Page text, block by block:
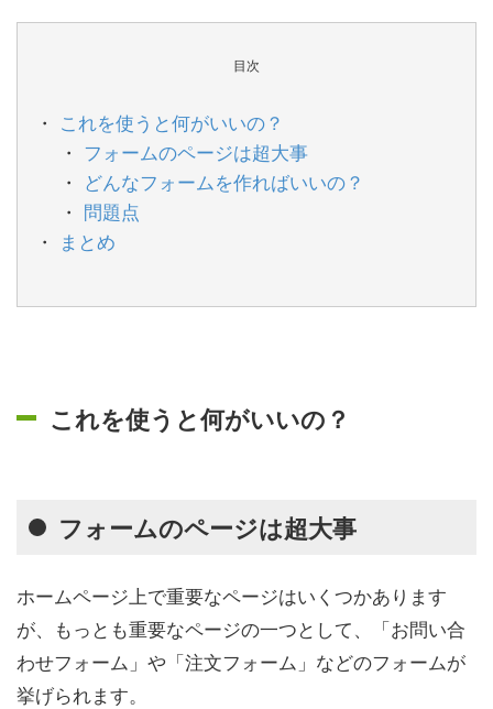
目次
これを使うと何がいいの？
フォームのページは超大事
どんなフォームを作ればいいの？
問題点
まとめ
これを使うと何がいいの？
フォームのページは超大事
ホームページ上で重要なページはいくつかあります
が、もっとも重要なページの一つとして、「お問い合
わせフォーム」や「注文フォーム」などのフォームが
挙げられます。